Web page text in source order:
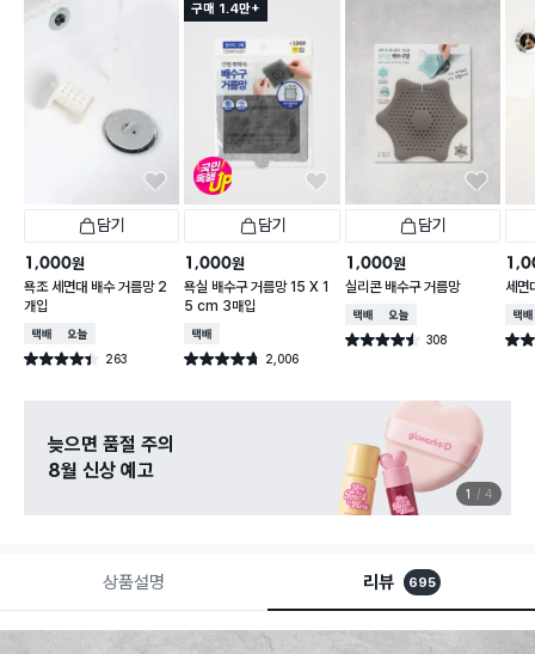
담기
1,000원
욕조 세면대 배수 거름망 2
개입
택배배송오늘배송
별점 4.4점 263
건 작성
구매 1.4만+
담기
1,000원
욕실 배수구 거름망 15 X 1
5 cm 3매입
택배배송
별점 4.7점 2,006
건 작성
담기
1,000원
실리콘 배수구 거름망
택배배송오늘배송
별점 4.5점 308
건 작성
세면
택배
별점
리뷰 작성하고
나이아타민C 풀세트 받자
2 4
상품설명 리뷰 695